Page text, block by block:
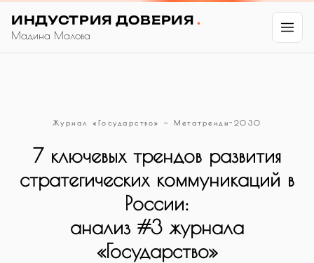
ИНДУСТРИЯ ДОВЕРИЯ .
Мадина Малова
Журнал «Государство» — Метатренды-2030
7 ключевых трендов развития
стратегических коммуникаций в
России:
анализ #3 журнала
«Государство»